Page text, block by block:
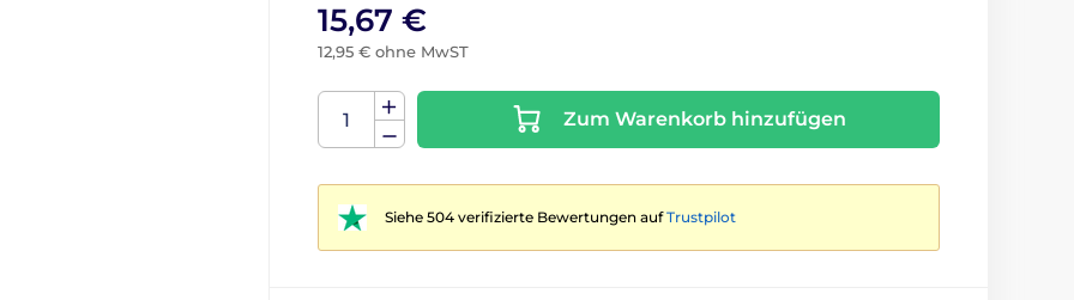
15,67 €
12,95 € ohne MwST
Zum Warenkorb hinzufügen
Siehe 504 verifizierte Bewertungen aufTrustpilot